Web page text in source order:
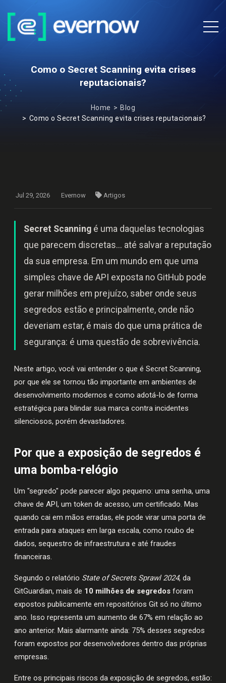
Como o Secret Scanning evita crises
reputacionais?
Home
Blog
Como o Secret Scanning evita crises reputacionais?
Jul 29, 2026 Evernow Artigos
Secret Scanning é uma daquelas tecnologias
que parecem discretas... até salvar a reputação
da sua empresa. Em um mundo em que uma
simples chave de API exposta no GitHub pode
gerar milhões em prejuízo, saber onde seus
segredos estão e principalmente, onde não
deveriam estar, é mais do que uma prática de
segurança: é uma questão de sobrevivência.
Neste artigo, você vai entender o que é Secret Scanning,
por que ele se tornou tão importante em ambientes de
desenvolvimento modernos e como adotá-lo de forma
estratégica para blindar sua marca contra incidentes
silenciosos, porém devastadores.
Por que a exposição de segredos é
uma bomba-relógio
Um "segredo" pode parecer algo pequeno: uma senha, uma
chave de API, um token de acesso, um certificado. Mas
quando cai em mãos erradas, ele pode virar uma porta de
entrada para ataques em larga escala, como roubo de
dados, sequestro de infraestrutura e até fraudes
financeiras.
Segundo o relatório State of Secrets Sprawl 2024, da
GitGuardian, mais de 10 milhões de segredos foram
expostos publicamente em repositórios Git só no último
ano. Isso representa um aumento de 67% em relação ao
ano anterior. Mais alarmante ainda: 75% desses segredos
foram expostos por desenvolvedores dentro das próprias
empresas.
Entre os principais riscos da exposição de segredos, estão: